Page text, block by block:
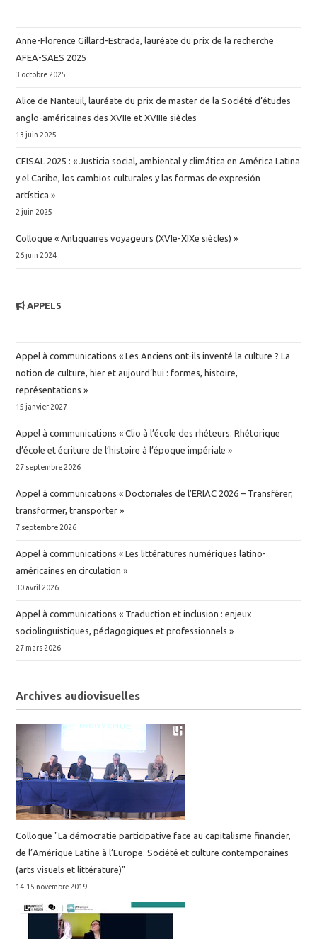
Anne-Florence Gillard-Estrada, lauréate du prix de la recherche
AFEA-SAES 2025
3 octobre 2025
Alice de Nanteuil, lauréate du prix de master de la Société d’études
anglo-américaines des XVIIe et XVIIIe siècles
13 juin 2025
CEISAL 2025 : « Justicia social, ambiental y climática en América Latina
y el Caribe, los cambios culturales y las formas de expresión
artística »
2 juin 2025
Colloque « Antiquaires voyageurs (XVIe-XIXe siècles) »
26 juin 2024
APPELS
Appel à communications « Les Anciens ont-ils inventé la culture ? La
notion de culture, hier et aujourd’hui : formes, histoire,
représentations »
15 janvier 2027
Appel à communications « Clio à l’école des rhéteurs. Rhétorique
d’école et écriture de l’histoire à l’époque impériale »
27 septembre 2026
Appel à communications « Doctoriales de l’ERIAC 2026 – Transférer,
transformer, transporter »
7 septembre 2026
Appel à communications « Les littératures numériques latino-
américaines en circulation »
30 avril 2026
Appel à communications « Traduction et inclusion : enjeux
sociolinguistiques, pédagogiques et professionnels »
27 mars 2026
Archives audiovisuelles
Colloque "La démocratie participative face au capitalisme financier,
de l’Amérique Latine à l’Europe. Société et culture contemporaines
(arts visuels et littérature)"
14-15 novembre 2019